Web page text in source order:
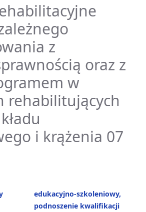
z
oraz z
w
rehabilitujących
i krążenia 07
edukacyjno-szkoleniowy,
podnoszenie kwalifikacji